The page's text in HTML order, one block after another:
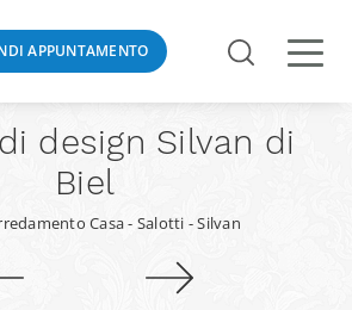
APPUNTAMENTO
design Silvan di
Biel
Casa- Salotti -Silvan